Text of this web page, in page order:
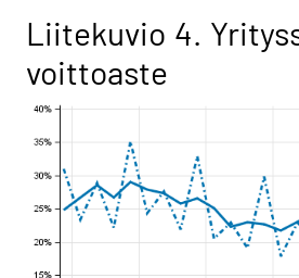
Liitekuvio 4.
voittoaste